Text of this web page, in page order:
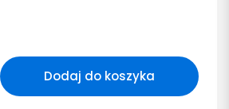
Dodaj do koszyka